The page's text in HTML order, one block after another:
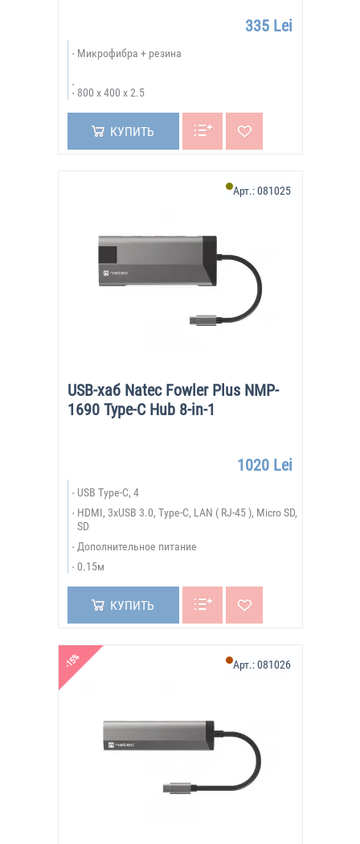
335 Lei
Микрофибра + резина
800 x 400 x 2.5
КУПИТЬ
USB-хаб Natec Fowler Plus NMP-
1690 Type-C Hub 8-in-1
Арт.:081025
1020 Lei
USB Type-C, 4
HDMI, 3xUSB 3.0, Type-C, LAN ( RJ-45 ), Micro SD,
SD
Дополнительное питание
0.15м
КУПИТЬ
-15% Арт.:081026